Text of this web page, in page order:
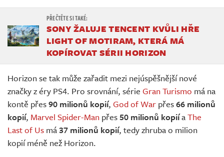
SONY ŽALUJE TENCENT KVŮLI HŘE
LIGHT OF MOTIRAM, KTERÁ MÁ
KOPÍROVAT SÉRII HORIZON
Horizon se tak může zařadit mezi nejúspěšnější nové
značky z éry PS4. Pro srovnání, série Gran Turismo má na
kontě přes90 milionů kopií, God of War přes66 milionů
kopií, Marvel Spider-Man přes50 milionů kopiíaThe
Last of Us má37 milionů kopií, tedy zhruba o milion
kopií méně než Horizon.